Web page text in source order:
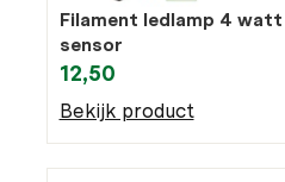
Filament ledlamp 4
sensor
12,50
Bekijk product